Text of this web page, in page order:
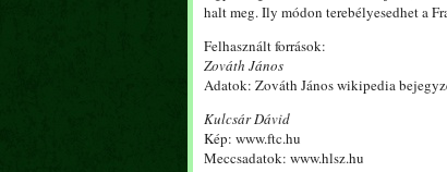
halt meg. Ily módon terebélyesedhet a
Felhasznált források:
Zováth János
Adatok: Zováth János wikipedia
Kulcsár Dávid
Kép: www.ftc.hu
Meccsadatok: www.hlsz.hu